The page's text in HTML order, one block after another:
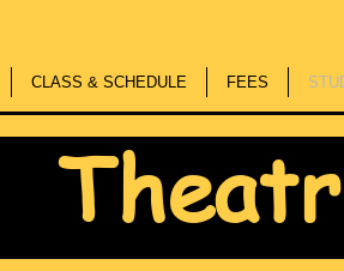
CLASS & SCHEDULE FEES